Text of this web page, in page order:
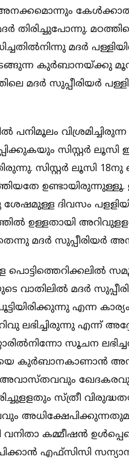
അ​​​​ന​​​​ക്ക​​​​മൊ​​​​ന്നും
മ​​​​ദ​​​​ർ
കു​​​​ർ​​​​ബാ​​​​ന​​​​യ്ക്കു
മ​​​​ദ​​​​ർ സു​​​​പ്പീ​​​​രി​​​​യ​​​​ർ
സി​​​സ്റ്റ​​​ർ ​ലൂ​​​​സി
സി​​​സ്റ്റ​​​ർ ​ലൂ​​​​സി
ദി​​​​വ​​​​സം
ഉള്ളതാ​​​​യി
മ​​​​ദ​​​​ർ സു​​​​പ്പീ​​​​രി​​​​യ​​​​ർ
പൊ​​​​ട്ടി​​​​ത്തെ​​​​റി​​​​ക്ക​​​​ലി​​​​ൽ
വാ​​​​തി​​​​ലി​​​​ൽ മ​​​​ദ​​​​ർ
എ​​​​ന്ന
എ​​​​ന്ന്
സൂ​​​​ച​​​​ന
കു​​​​ർ​​​​ബാ​​​​ന​​​​കാ​​​​ണാ​​​​ൻ
അ​​​​വാ​​​​സ്ത​​​​വ​​​​വും
സ്ത്രീ
ക​​​​മ്മീ​​​​ഷ​​​​ൻ
എ​​​​ഫ്സി​​​​സി